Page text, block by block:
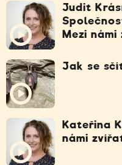
Judit
Mezi
Jak se
Kateřina
námi